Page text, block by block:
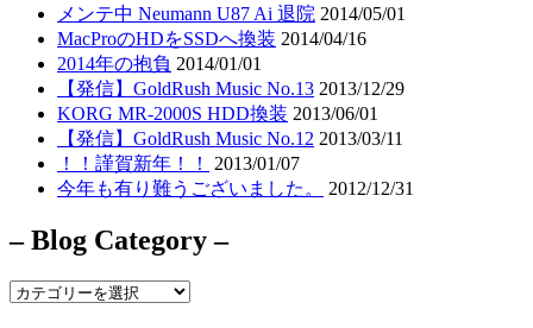
メンテ中 Neumann U87 Ai 退院 2014/05/01
MacProのHDをSSDへ換装 2014/04/16
2014年の抱負 2014/01/01
【発信】GoldRush Music No.13 2013/12/29
KORG MR-2000S HDD換装 2013/06/01
【発信】GoldRush Music No.12 2013/03/11
！！謹賀新年！！
2013/01/07
今年も有り難うございました。
2012/12/31
– Blog Category –
–